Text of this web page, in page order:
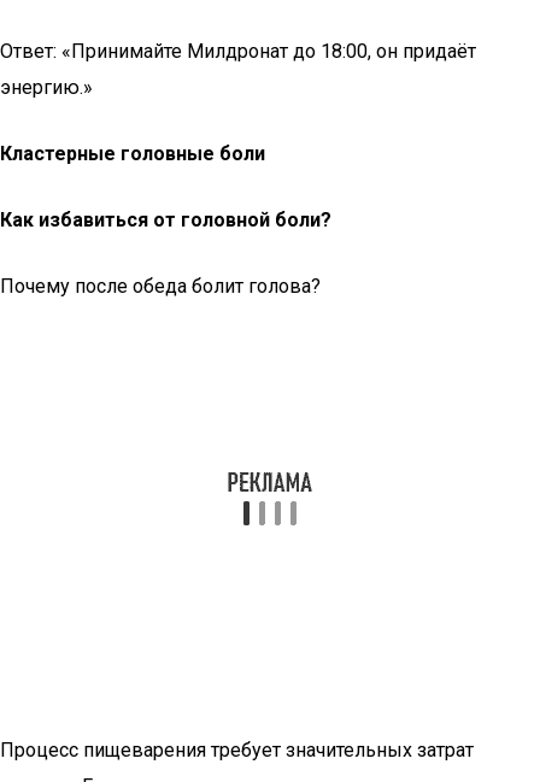
Ответ: «Принимайте Милдронат до 18:00, он придаёт
энергию.»
Кластерные головные боли
Как избавиться от головной боли?
Почему после обеда болит голова?
Процесс пищеварения требует значительных затрат